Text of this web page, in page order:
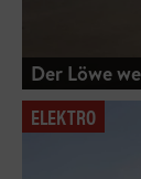
Der Löwe
ELEKTRO